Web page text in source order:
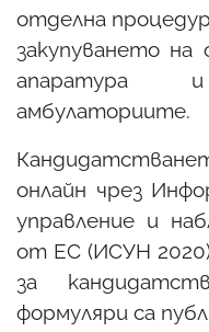
отделна
закупуването на
апаратура
амбулаториите.
онлайн чрез
управление и
от ЕС (ИСУН
за
формуляри са